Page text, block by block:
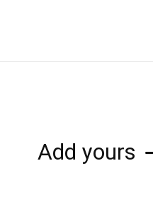
Add yours